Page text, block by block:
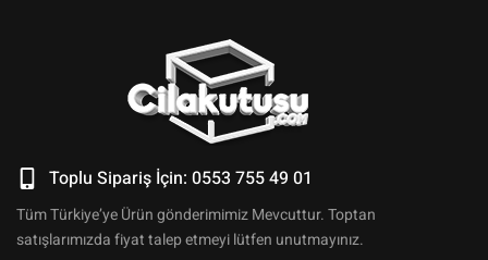
Toplu Sipariş İçin: 0553 755 49 01
Tüm Türkiye’ye Ürün gönderimimiz Mevcuttur. Toptan
satışlarımızda fiyat talep etmeyi lütfen unutmayınız.